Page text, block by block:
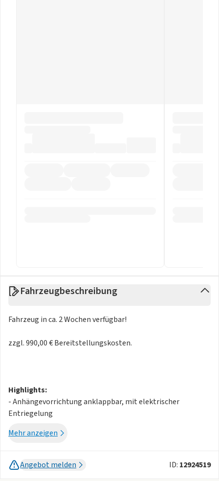
Fahrzeugbeschreibung
Fahrzeug in ca. 2 Wochen verfügbar!
zzgl. 990,00 € Bereitstellungskosten.
Highlights:
- Anhängevorrichtung anklappbar, mit elektrischer
Entriegelung
wählbar
- Abbiege- und Schlechtwetterlicht
- Ablenkungs- und Müdigkeitserkennung
Mehr anzeigen
Angebot melden ID: 12924519